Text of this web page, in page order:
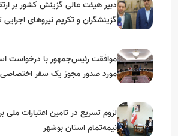
دبیر هیئت عالی گزینش کشور بر
گزینشگران و تکریم نیروهای اجرایی
موافقت رئیس‌جمهور با درخواست
مورد صدور مجوز یک سفر اختصاصی
لزوم تسریع در تامین اعتبارات ملی
نیمه‌تمام استان بوشهر